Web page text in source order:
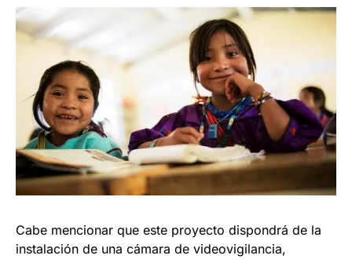
Cabe mencionar que este proyecto dispondrá de la
instalación de una cámara de videovigilancia,